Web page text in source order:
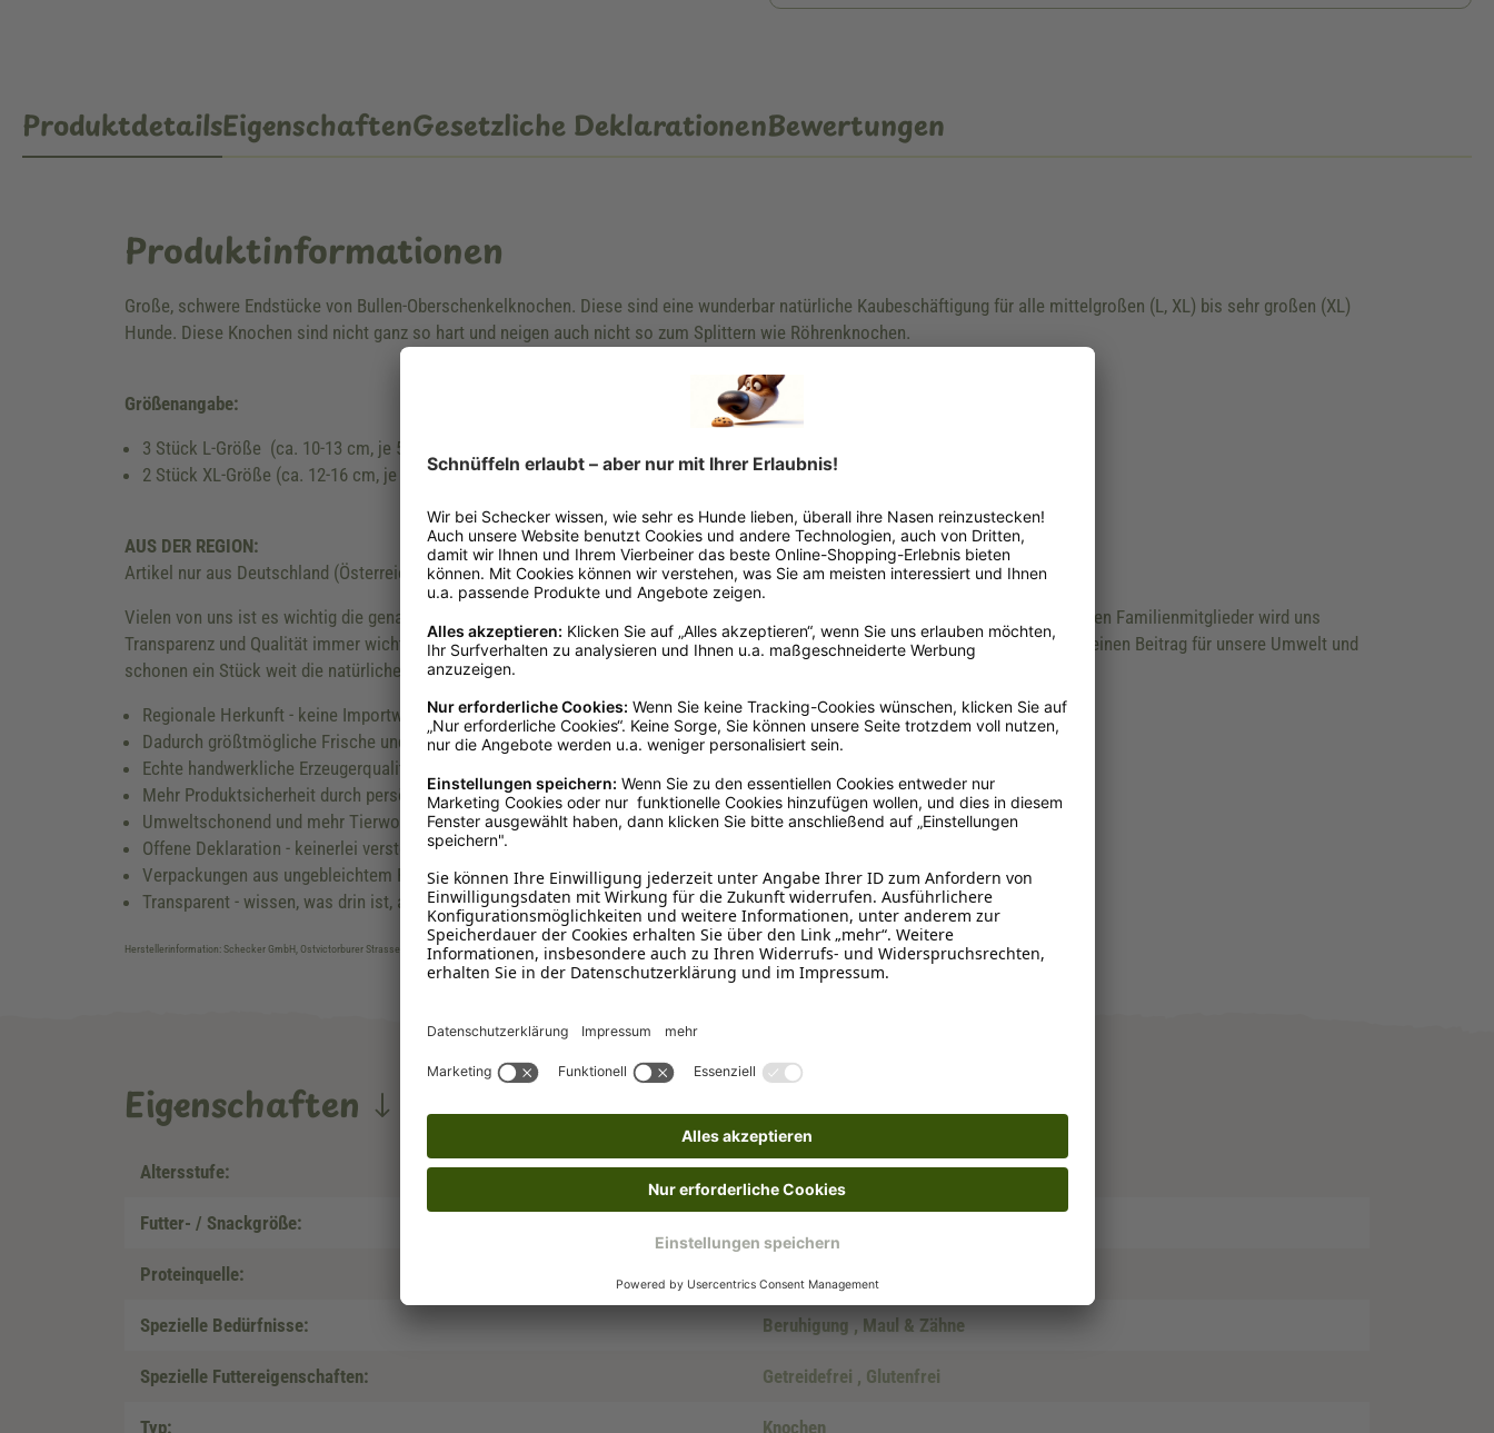
ProduktdetailsEigenschaftenGesetzliche DeklarationenBewertungen
Produktinformationen
Große, schwere Endstücke von Bullen-Oberschenkelknochen. Diese sind eine wunderbar natürliche Kaubeschäftigung für alle mittelgroßen (L, XL) bis sehr großen (XL)
Hunde. Diese Knochen sind nicht ganz so hart und neigen auch nicht so zum Splittern wie Röhrenknochen.
Größenangabe:
3 Stück L-Größe (ca. 10-13 cm, je 500-800 g)
2 Stück XL-Größe (ca. 12-16 cm, je 800-1100 g)
AUS DER REGION:
Artikel nur aus Deutschland (Österreich) mit genauer regionaler Herkunftsbeschreibung!
Vielen von uns ist es wichtig die genaue Herkunft unserer Nahrungsmittel zu kennen. Und auch bei Futter und Snacks der vierbeinigen Familienmitglieder wird uns
Transparenz und Qualität immer wichtiger. Durch die bewusste Wahl nachhaltig und regional erzeugter Produkte, leisten wir zudem einen Beitrag für unsere Umwelt und
schonen ein Stück weit die natürlichen Ressourcen.
Regionale Herkunft - keine Importwaren - kurze Wege
Dadurch größtmögliche Frische und nachhaltige Ressourcenschonung
Echte handwerkliche Erzeugerqualität
Mehr Produktsicherheit durch persönliche Kontakte in der Lieferkette
Umweltschonend und mehr Tierwohl durch kurze Wege
Offene Deklaration - keinerlei versteckten Zutaten oder Zusatzstoffe
Verpackungen aus ungebleichtem Papier und Karton.
Transparent - wissen, was drin ist, auch ohne umständliches Nachfragen
Herstellerinformation: Schecker GmbH, Ostvictorburer Strasse 109, DE-26624, Südbrookmerland, info@schecker.de
Eigenschaften
Altersstufe: Adult
Futter- / Snackgröße:
Proteinquelle: Rind
Spezielle Bedürfnisse: Beruhigung , Maul & Zähne
Spezielle Futtereigenschaften: Getreidefrei , Glutenfrei
Typ: Knochen